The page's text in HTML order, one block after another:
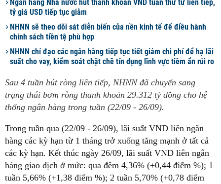
Ngân hàng Nhà nước hút thanh khoản VND tuần thứ tư liên tiếp,
tỷ giá USD tiếp tục giảm
NHNN sẽ theo dõi sát diễn biến của nền kinh tế để điều hành
chính sách tiền tệ phù hợp
NHNN chỉ đạo các ngân hàng tiếp tục tiết giảm chi phí để hạ lãi
suất cho vay, kiểm soát chặt chẽ tín dụng lĩnh vực tiềm ẩn rủi ro
Sau 4 tuần hút ròng liên tiếp, NHNN đã chuyển sang
trạng thái bơm ròng thanh khoản 29.312 tỷ đồng cho hệ
thống ngân hàng trong tuần (22/09 - 26/09).
Trong tuần qua (22/09 - 26/09), lãi suất VND liên ngân
hàng các kỳ hạn từ 1 tháng trở xuống tăng mạnh ở tất cả
các kỳ hạn. Kết thúc ngày 26/09, lãi suất VND liên ngân
hàng giao dịch ở mức: qua đêm 4,36% (+0,44 điểm %); 1
tuần 5,66% (+1,38 điểm %); 2 tuần 5,70% (+0,78 điểm